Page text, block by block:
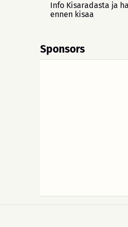
Info Kisaradasta ja
ennen kisaa
Sponsors